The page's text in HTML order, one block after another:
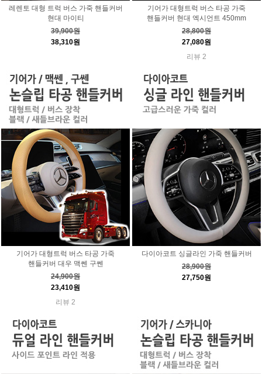
레렌토 대형 트럭 버스 가죽 핸들커버
현대 마이티
39,900원
38,310원
기어가 대형트럭 버스 타공 가죽
핸들커버 현대 엑시언트 450mm
28,800원
27,080원
리뷰 2
기어가 대형트럭 버스 타공 가죽
핸들커버 대우 맥쎈 구쎈
24,900원
23,410원
리뷰 2
다이아코트 싱글라인 가죽 핸들커버
28,900원
27,750원